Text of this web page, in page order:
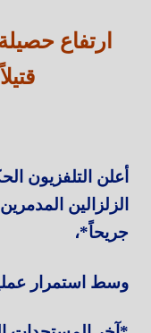
قتيلاً
أعلن التلفزيون
جريحاً*،
وسط استمرار